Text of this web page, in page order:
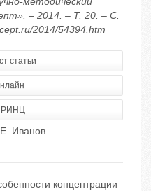
– 2014. – Т. 20. – С.
2014/54394.htm
статьи
РИНЦ
Иванов
концентрации